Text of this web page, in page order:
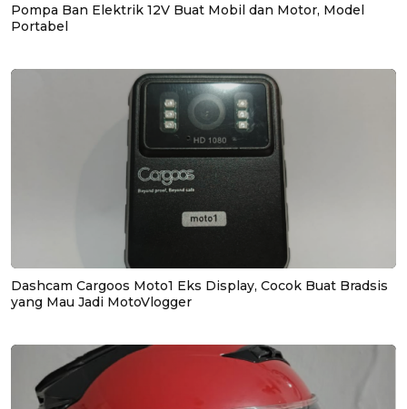
Pompa Ban Elektrik 12V Buat Mobil dan Motor, Model
Portabel
Dashcam Cargoos Moto1 Eks Display, Cocok Buat Bradsis
yang Mau Jadi MotoVlogger